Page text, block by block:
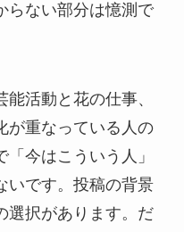
らない部分は憶測で
活動と花の仕事、
が重なっている人の
今はこういう人」
いです。投稿の背景
選択があります。だ